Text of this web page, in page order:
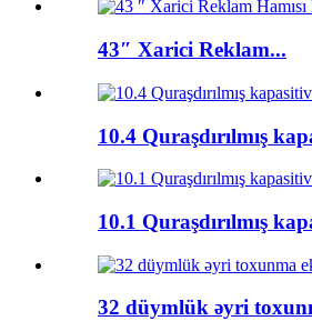
43″ Xarici Reklam...
10.4 Quraşdırılmış
10.1 Quraşdırılmış
32 düymlük əyri